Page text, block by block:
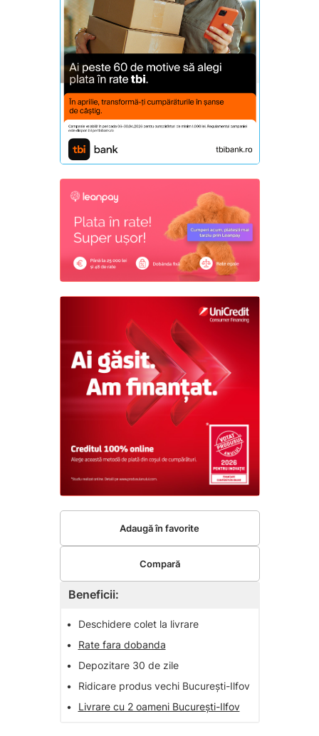
Beneficii:
•
Deschidere colet la livrare
•
Rate fara dobanda
•
Depozitare 30 de zile
•
Ridicare produs vechi București-Ilfov
•
Livrare cu 2 oameni București-Ilfov
Adaugă în favorite
Compară